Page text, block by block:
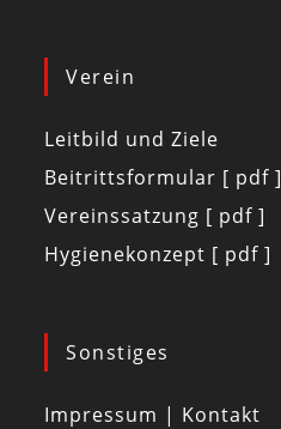
Verein
Leitbild und Ziele
Beitrittsformular [ pdf ]
Vereinssatzung [ pdf ]
Hygienekonzept [ pdf ]
Sonstiges
Impressum | Kontakt